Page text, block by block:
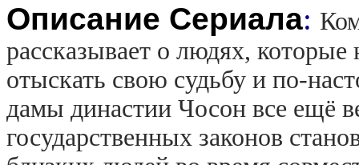
Описание Сериала:
рассказывает о людях,
отыскать свою судьбу и по-
дамы династии Чосон все ещё
государственных законов